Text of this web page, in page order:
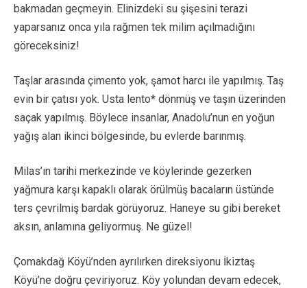
bakmadan geçmeyin. Elinizdeki su şişesini terazi
yaparsanız onca yıla rağmen tek milim açılmadığını
göreceksiniz!
Taşlar arasında çimento yok, şamot harcı ile yapılmış. Taş
evin bir çatısı yok. Usta lento* dönmüş ve taşın üzerinden
saçak yapılmış. Böylece insanlar, Anadolu’nun en yoğun
yağış alan ikinci bölgesinde, bu evlerde barınmış.
Milas’ın tarihi merkezinde ve köylerinde gezerken
yağmura karşı kapaklı olarak örülmüş bacaların üstünde
ters çevrilmiş bardak görüyoruz. Haneye su gibi bereket
aksın, anlamına geliyormuş. Ne güzel!
Çomakdağ Köyü’nden ayrılırken direksiyonu İkiztaş
Köyü’ne doğru çeviriyoruz. Köy yolundan devam edecek,